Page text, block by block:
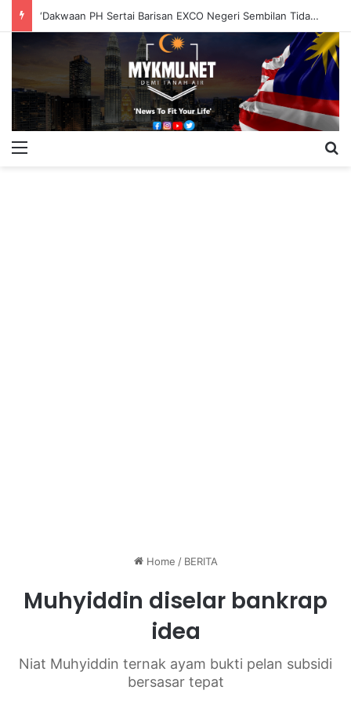
‘Dakwaan PH Sertai Barisan EXCO Negeri Sembilan Tidak Berasas’
Home / BERITA
Muhyiddin diselar bankrap
idea
Niat Muhyiddin ternak ayam bukti pelan subsidi
bersasar tepat